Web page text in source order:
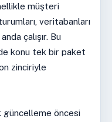
müşteri
veritabanları
çalışır. Bu
konu tek bir paket
zinciriyle
güncelleme öncesi